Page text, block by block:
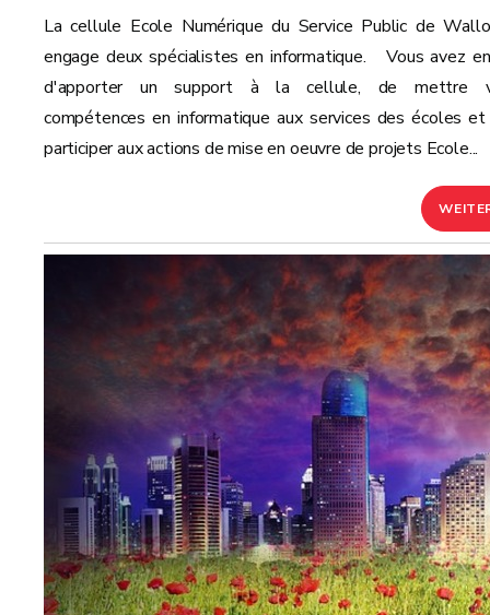
La cellule Ecole Numérique du Service Public de
engage deux spécialistes en informatique. Vous avez
d'apporter un support à la cellule, de mettre
compétences en informatique aux services des écoles
participer aux actions de mise en oeuvre de projets Ecole...